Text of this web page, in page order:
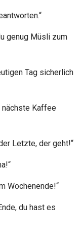
genug Müsli zum
Tag sicherlich
nächste Kaffee
Letzte, der geht!“
Wochenende!“
du hast es